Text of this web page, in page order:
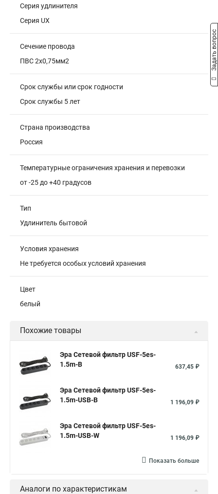
Серия удлинителя
Серия UX
Сечение провода
ПВС 2x0,75мм2
Срок службы или срок годности
Срок службы 5 лет
Страна производства
Россия
Температурные ограничения хранения и перевозки
от -25 до +40 градусов
Тип
Удлинитель бытовой
Условия хранения
Не требуется особых условий хранения
Цвет
белый
Похожие товары
Эра Сетевой фильтр USF-5es-
1.5m-B
637,45 ₽
Эра Сетевой фильтр USF-5es-
1.5m-USB-B
1 196,09 ₽
Эра Сетевой фильтр USF-5es-
1.5m-USB-W
1 196,09 ₽
Показать больше
Аналоги по характеристикам
Задать вопрос